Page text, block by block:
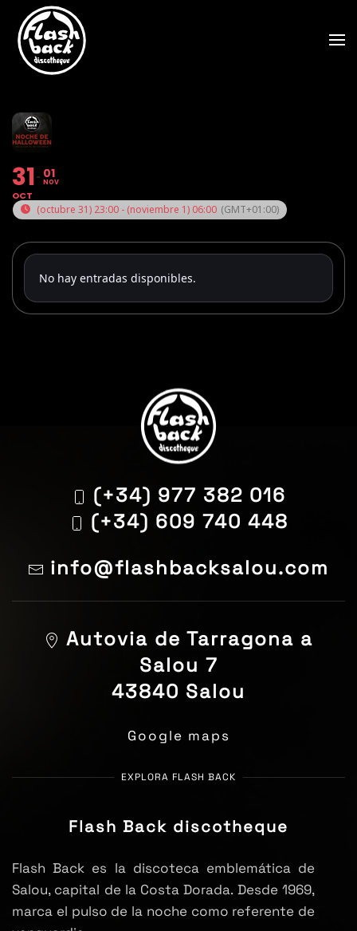
Skip to main content
31
OCT
01
NOV
(octubre 31) 23:00 - (noviembre 1) 06:00 (GMT+01:00)
No hay entradas disponibles.
(+34) 977 382 016
(+34) 609 740 448
info@flashbacksalou.com
Autovia de Tarragona a
Salou 7
43840 Salou
Google maps
EXPLORA FLASH BACK
Flash Back discotheque
Flash Back es la discoteca emblemática de
Salou, capital de la Costa Dorada. Desde 1969,
marca el pulso de la noche como referente de